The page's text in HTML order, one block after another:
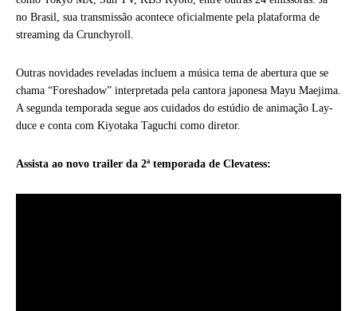
no Brasil, sua transmissão acontece oficialmente pela plataforma de
streaming da Crunchyroll.
Outras novidades reveladas incluem a música tema de abertura que se
chama “Foreshadow” interpretada pela cantora japonesa Mayu Maejima.
A segunda temporada segue aos cuidados do estúdio de animação Lay-
duce e conta com Kiyotaka Taguchi como diretor.
Assista ao novo trailer da 2ª temporada de Clevatess: